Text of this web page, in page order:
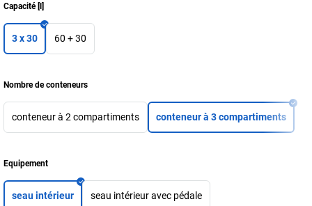
Capacité[l]
3 x 30 60 + 30
Nombre de conteneurs
conteneur à 2 compartiments conteneur à 3 compartiments
Equipement
seau intérieur seau intérieur avec pédale